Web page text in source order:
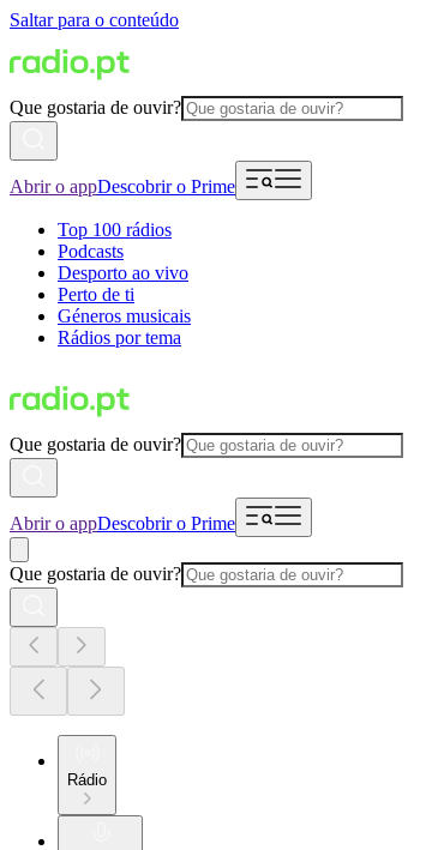
Saltar para o conteúdo
Que gostaria de ouvir?
Abrir o appDescobrir o Prime
Top 100 rádios
Podcasts
Desporto ao vivo
Perto de ti
Géneros musicais
Rádios por tema
Que gostaria de ouvir?
Abrir o appDescobrir o Prime
Que gostaria de ouvir?
Rádio